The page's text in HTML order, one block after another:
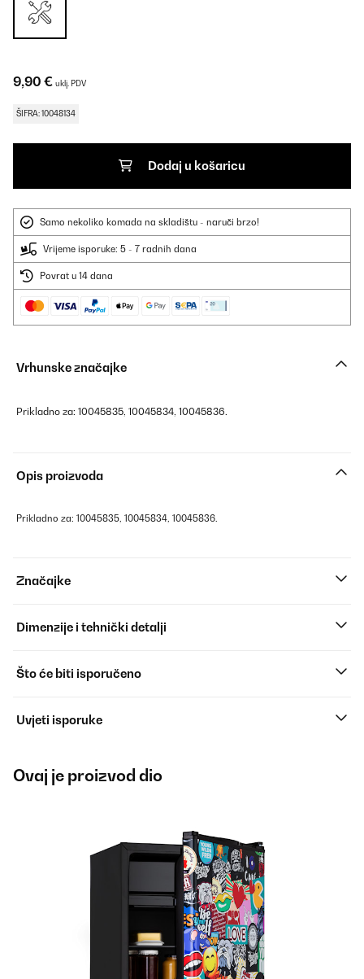
9,90 € uklj. PDV
ŠIFRA: 10048134
Dodaj u košaricu
Samo nekoliko komada na skladištu - naruči brzo!
Vrijeme isporuke: 5 - 7 radnih dana
Povrat u 14 dana
Vrhunske značajke
Prikladno za: 10045835, 10045834, 10045836.
Opis proizvoda
Prikladno za: 10045835, 10045834, 10045836.
Značajke
Dimenzije i tehnički detalji
Što će biti isporučeno
Uvjeti isporuke
Ovaj je proizvod dio